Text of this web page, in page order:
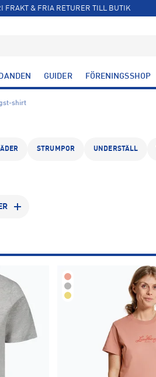
FRAKT & FRIA RETURER TILL BUTIK
GUIDER FÖRENINGSSHOP
shirt
STRUMPOR UNDERSTÄLL